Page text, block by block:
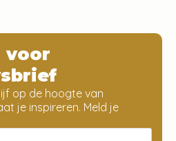
voor
op de hoogte van
je inspireren. Meld je